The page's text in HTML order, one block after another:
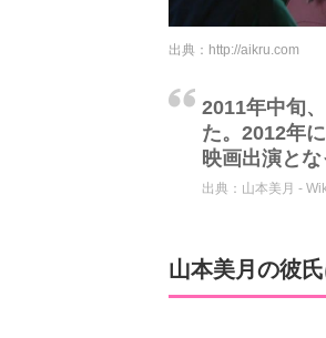
出典： http://aikru.com
2011年中旬
た。2012年
映画出演とな
出典： 山本美月 -
山本美月の彼